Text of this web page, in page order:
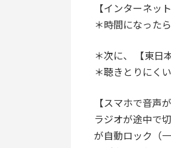
【インターネッ
＊時間になったら
＊次に、 【東日
＊聴きとりにく
【スマホで音声
ラジオが途中で
が自動ロック（